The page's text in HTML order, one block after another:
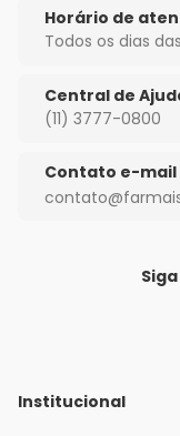
Horário de
Todos os dias
Central de
(11) 3777-0800
Contato e-mail
Institucional